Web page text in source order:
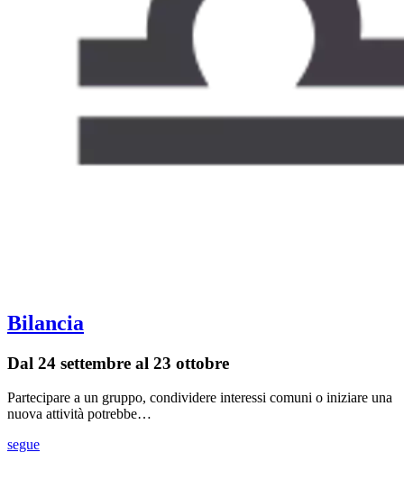
Bilancia
Dal 24 settembre al 23 ottobre
Partecipare a un gruppo, condividere interessi comuni o iniziare una
nuova attività potrebbe…
segue